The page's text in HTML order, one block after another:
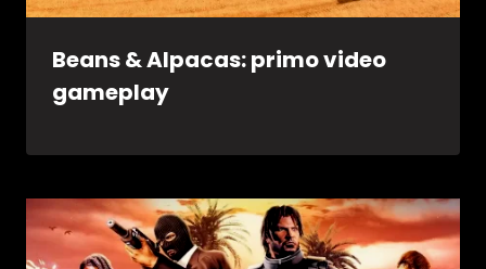
Beans & Alpacas: primo video
gameplay